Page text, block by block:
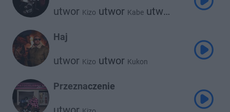
utwor Kizo utwor Kabe utwor
Borixon
Haj
utwor Kizo utwor Kukon
Przeznaczenie